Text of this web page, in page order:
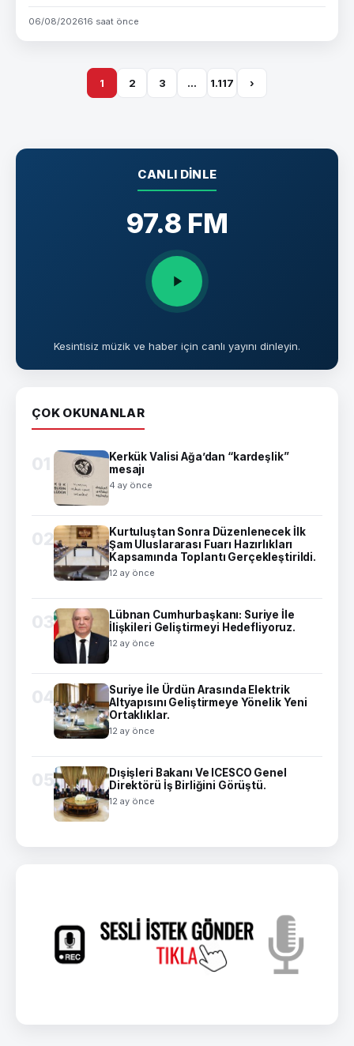
06/08/202616 saat önce
1 2 3 … 1.117 ›
CANLI DINLE
97.8 FM
Kesintisiz müzik ve haber için canlı yayını dinleyin.
ÇOK OKUNANLAR
01
Kerkük Valisi Ağa’dan “kardeşlik”
mesajı
4 ay önce
02
Kurtuluştan Sonra Düzenlenecek İlk
Şam Uluslararası Fuarı Hazırlıkları
Kapsamında Toplantı Gerçekleştirildi.
12 ay önce
03
Lübnan Cumhurbaşkanı: Suriye İle
İlişkileri Geliştirmeyi Hedefliyoruz.
12 ay önce
04
Suriye İle Ürdün Arasında Elektrik
Altyapısını Geliştirmeye Yönelik Yeni
Ortaklıklar.
12 ay önce
05
Dışişleri Bakanı Ve ICESCO Genel
Direktörü İş Birliğini Görüştü.
12 ay önce